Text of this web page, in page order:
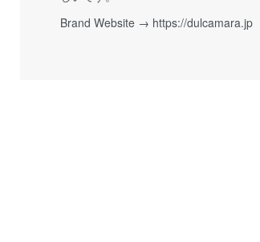
Brand Website → https://dulcamara.jp